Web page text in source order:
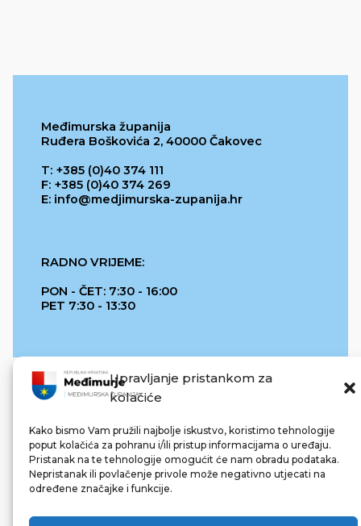
Upravljanje pristankom za
kolačiće
Kako bismo Vam pružili najbolje iskustvo, koristimo tehnologije
poput kolačića za pohranu i/ili pristup informacijama o uređaju.
Pristanak na te tehnologije omogućit će nam obradu podataka.
Nepristanak ili povlačenje privole može negativno utjecati na
određene značajke i funkcije.
Međimurska županija
Ruđera Boškovića 2, 40000 Čakovec
T: +385 (0)40 374 111
F: +385 (0)40 374 269
E: info@medjimurska-zupanija.hr
RADNO VRIJEME:
PON - ČET: 7:30 - 16:00
PET 7:30 - 13:30
REPUBLIKA HRVATSKA